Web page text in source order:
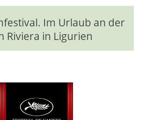
Im Urlaub an der
Riviera in Ligurien